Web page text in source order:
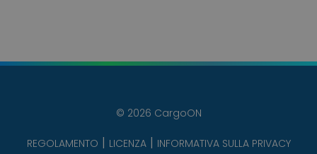
© 2026 CargoON
REGOLAMENTO LICENZA INFORMATIVA SULLA PRIVACY